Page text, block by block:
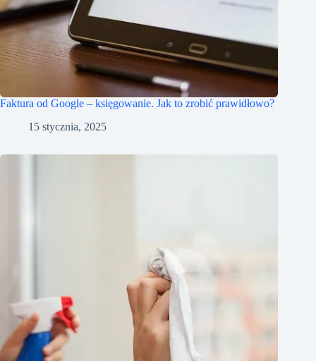
Faktura od Google – księgowanie. Jak to zrobić prawidłowo?
15 stycznia, 2025